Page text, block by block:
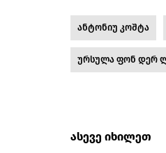
ანტონიუ კოშტა
ურსულა ფონ დერ
ასევე იხილეთ